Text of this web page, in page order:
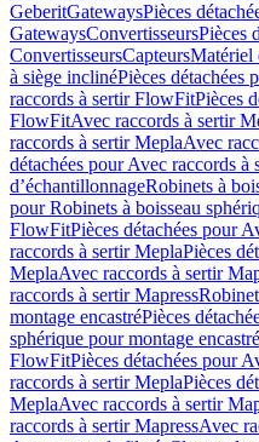
GeberitGatewaysPièces
GatewaysConvertisseursPièces
ConvertisseursCapteursMatériel
à siège inclinéPièces détachées
raccords à sertir FlowFitPièces
FlowFitAvec raccords à sertir
raccords à sertir MeplaAvec
détachées pour Avec raccords à
d’échantillonnageRobinets à
pour Robinets à boisseau
FlowFitPièces détachées pour
raccords à sertir MeplaPièces
MeplaAvec raccords à sertir
raccords à sertir Mapress
montage encastréPièces
sphérique pour montage encastré
FlowFitPièces détachées pour
raccords à sertir MeplaPièces
MeplaAvec raccords à sertir
raccords à sertir MapressAvec